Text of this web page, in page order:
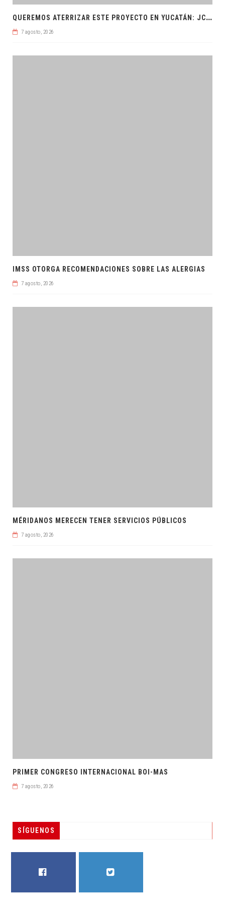
Q
UEREMOS ATERRIZAR ESTE PROYECTO EN YUCATÁN: JCRM
7 agosto, 2026
IMSS OTORGA RECOMENDACIONES SOBRE LAS ALERGIAS
7 agosto, 2026
MÉRIDANOS MERECEN TENER SERVICIOS PÚBLICOS
7 agosto, 2026
PRIMER CONGRESO INTERNACIONAL BOI-MAS
7 agosto, 2026
SÍGUENOS